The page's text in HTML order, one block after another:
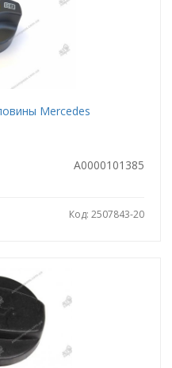
Mercedes
A0000101385
Код: 2507843-20